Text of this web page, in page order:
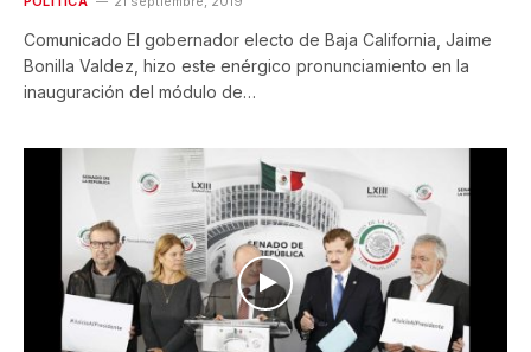
Comunicado El gobernador electo de Baja California, Jaime
Bonilla Valdez, hizo este enérgico pronunciamiento en la
inauguración del módulo de…